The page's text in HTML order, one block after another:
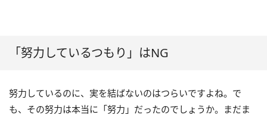
「努力しているつもり」はNG
努力しているのに、実を結ばないのはつらいですよね。で
も、その努力は本当に「努力」だったのでしょうか。まだま